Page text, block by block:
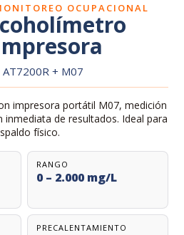
OCUPACIONAL
AT7200R + M07
impresora portátil M07, medición
inmediata de resultados. Ideal para
físico.
RANGO
0 – 2.000 mg/L
PRECALENTAMIENTO